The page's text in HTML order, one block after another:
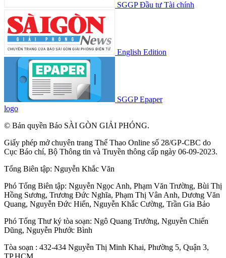
SGGP Đầu tư Tài chính
English Edition
SGGP Epaper
logo
© Bản quyền Báo SÀI GÒN GIẢI PHÓNG.
Giấy phép mở chuyên trang Thể Thao Online số 28/GP-CBC do
Cục Báo chí, Bộ Thông tin và Truyền thông cấp ngày 06-09-2023.
Tổng Biên tập: Nguyễn Khắc Văn
Phó Tổng Biên tập: Nguyễn Ngọc Anh, Phạm Văn Trường, Bùi Thị
Hồng Sương, Trương Đức Nghĩa, Phạm Thị Vân Anh, Dương Văn
Quang, Nguyễn Đức Hiển, Nguyễn Khắc Cường, Trần Gia Bảo
Phó Tổng Thư ký tòa soạn: Ngô Quang Trưởng, Nguyễn Chiến
Dũng, Nguyễn Phước Bình
Tòa soạn : 432-434 Nguyễn Thị Minh Khai, Phường 5, Quận 3,
TP.HCM